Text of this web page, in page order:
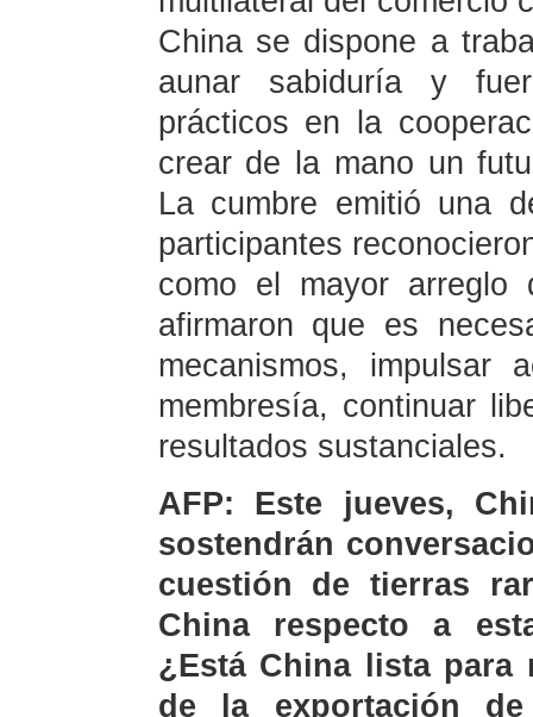
China se dispone a
aunar sabiduría y
prácticos en la
crear de la mano un
La cumbre emitió una
participantes
como el mayor arreglo
afirmaron que es
mecanismos, impulsar
membresía, continuar
resultados sustanciales.
AFP: Este jueves,
sostendrán
cuestión de tierras
China respecto a
¿Está China lista
de la exportación